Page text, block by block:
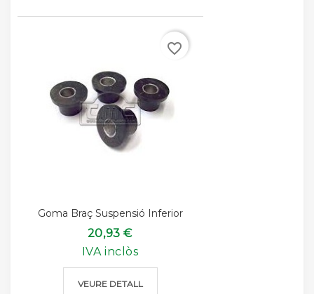
Goma Braç Suspensió Inferior
20,93 €
IVA inclòs
VEURE DETALL
favorite_border